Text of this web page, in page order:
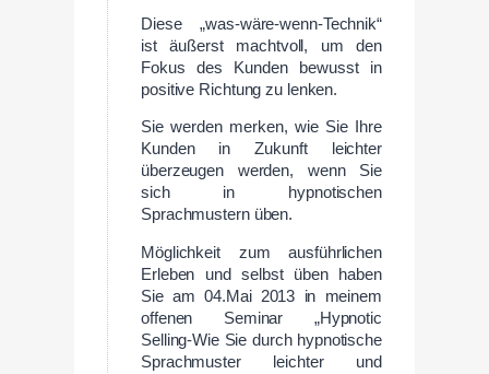
Diese „was-wäre-wenn-Technik“
ist äußerst machtvoll, um den
Fokus des Kunden bewusst in
positive Richtung zu lenken.
Sie werden merken, wie Sie Ihre
Kunden in Zukunft leichter
überzeugen werden, wenn Sie
sich in hypnotischen
Sprachmustern üben.
Möglichkeit zum ausführlichen
Erleben und selbst üben haben
Sie am 04.Mai 2013 in meinem
offenen Seminar „Hypnotic
Selling-Wie Sie durch hypnotische
Sprachmuster leichter und